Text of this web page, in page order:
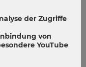
der Zugriffe
von
YouTube